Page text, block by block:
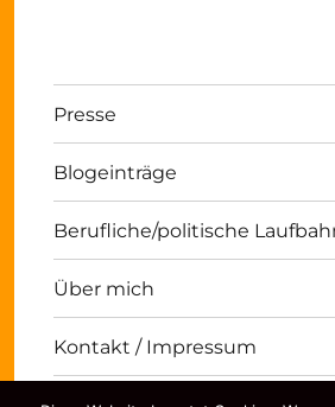
Presse
Blogeinträge
Berufliche/politische
Über mich
Kontakt / Impressum